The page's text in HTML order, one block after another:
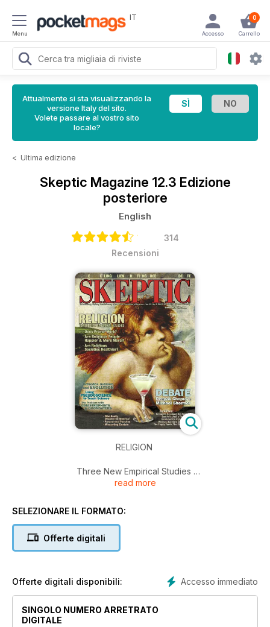
Menu
IT 0
Carrello
Accesso
Attualmente si sta visualizzando la
versione Italy del sito.
Volete passare al vostro sito
locale?
< Ultima edizione
Skeptic Magazine 12.3 Edizione
posteriore
English
314
Recensioni
RELIGION
Three New Empirical Studies
1. Does Prayer Work?
3. Are Religious Societies Healthier?
Teach Science; The Problem with Catastrophes and
Doomsayers; Who Really Discovered America?; Paranormal
Wrongs; Galileo's Children; The Empty Tomb; The God
read more
SELEZIONARE IL FORMATO:
Offerte digitali
Accesso immediato
Offerte digitali disponibili:
SINGOLO NUMERO ARRETRATO
DIGITALE